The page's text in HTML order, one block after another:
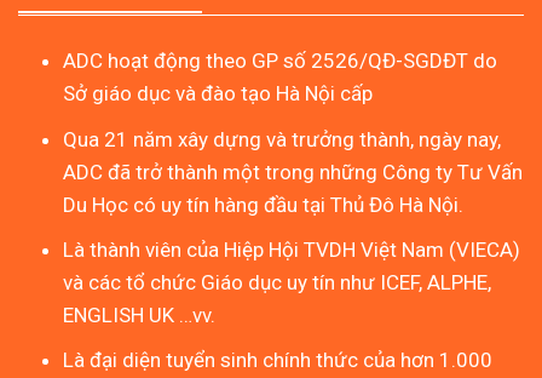
ADC hoạt động theo GP số 2526/QĐ-SGDĐT do
Sở giáo dục và đào tạo Hà Nội cấp
Qua 21 năm xây dựng và trưởng thành, ngày nay,
ADC đã trở thành một trong những Công ty Tư Vấn
Du Học có uy tín hàng đầu tại Thủ Đô Hà Nội.
Là thành viên của Hiệp Hội TVDH Việt Nam (VIECA)
và các tổ chức Giáo dục uy tín như ICEF, ALPHE,
ENGLISH UK …vv.
Là đại diện tuyển sinh chính thức của hơn 1.000